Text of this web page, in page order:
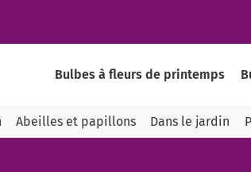
Bulbes à fleurs de printemps
Abeilles et papillons Dans le jardin